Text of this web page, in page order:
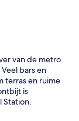
van de metro.
bars en
terras en ruime
is
Station.